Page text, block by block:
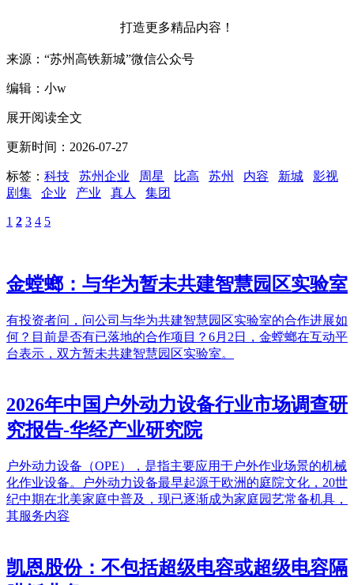
打造更多精品内容！
来源：“苏州高铁新城”微信公众号
编辑：小w
展开阅读全文
更新时间：2026-07-27
标签： 科技 苏州企业 周星 比高 苏州 内容 新城
影视
剧集
企业 产业 真人 集团
1 2 3 4 5
金螳螂：与华为暂未共建智慧园区实验室
有投资者问，问公司与华为共建智慧园区实验室的合作进展如
何？目前是否有已落地的合作项目？6月2日，金螳螂在互动平
台表示，双方暂未共建智慧园区实验室。
2026年中国户外动力设备行业市场调查研
究报告-华经产业研究院
户外动力设备（OPE），是指主要应用于户外作业场景的机械
化作业设备。户外动力设备最早起源于欧洲的庭院文化，20世
纪中期在北美家庭中普及，现已逐渐成为家庭园艺常备机具，
其服务内容
凯恩股份：不包括超级电容或超级电容隔